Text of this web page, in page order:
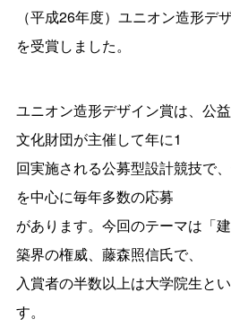
（平成26年度）ユニオン造形デ
を受賞しました。
ユニオン造形デザイン賞は、公
文化財団が主催して年に1
回実施される公募型設計競技で
を中心に毎年多数の応募
があります。今回のテーマは「
築界の権威、藤森照信氏で、
入賞者の半数以上は大学院生と
す。